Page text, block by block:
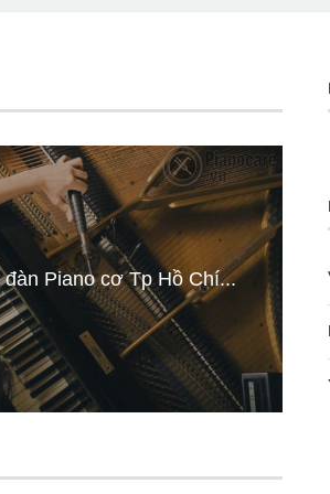
đàn Piano cơ Tp Hồ Chí...